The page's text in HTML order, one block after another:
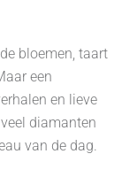
bloemen, taart
een
en lieve
diamanten
van de dag.